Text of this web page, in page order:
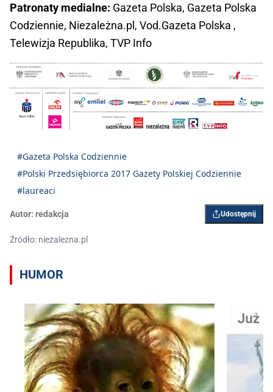
Patronaty medialne: Gazeta Polska, Gazeta Polska
Codziennie, Niezależna.pl, Vod.Gazeta Polska ,
Telewizja Republika, TVP Info
#Gazeta Polska Codziennie
#Polski Przedsiębiorca 2017 Gazety Polskiej Codziennie
#laureaci
Autor: redakcja Udostępnij
Źródło: niezalezna.pl
HUMOR